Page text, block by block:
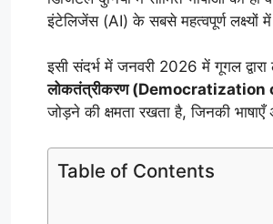
इंटेलिजेंस (AI) के सबसे महत्वपूर्ण लक्ष्यों
इसी संदर्भ में जनवरी 2026 में गूगल द्वारा
लोकतंत्रीकरण (Democratization
जोड़ने की क्षमता रखता है, जिनकी
Table of Contents